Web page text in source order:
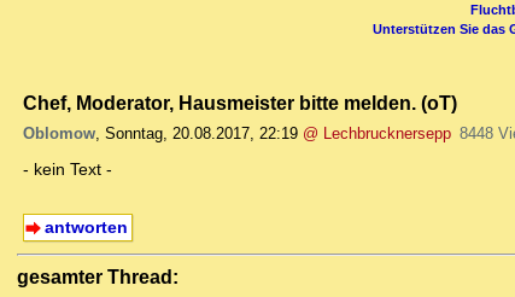
Unterstützen Sie das
Chef, Moderator, Hausmeister bitte melden. (oT)
Oblomow, Sonntag, 20.08.2017, 22:19 @ Lechbrucknersepp 8448
- kein Text -
antworten
gesamter Thread: